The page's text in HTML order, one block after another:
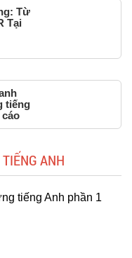
Từ
Tại
tiếng
ANH
tiếng Anh phần 1